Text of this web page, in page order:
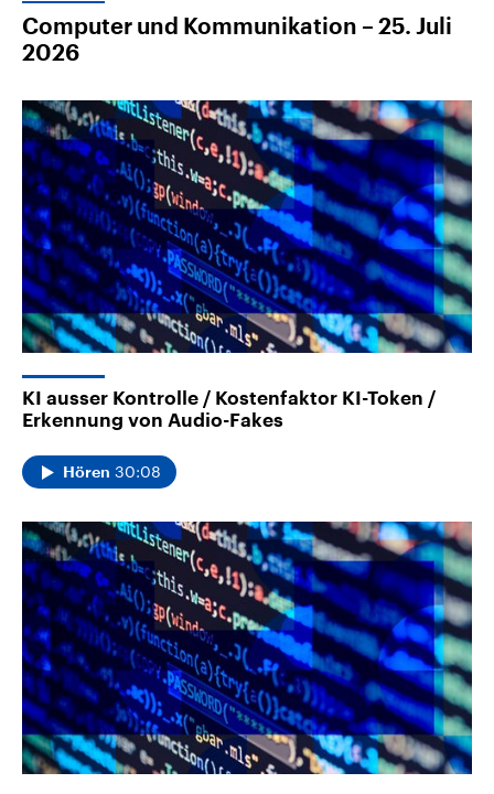
Computer und Kommunikation – 25. Juli
2026
KI ausser Kontrolle / Kostenfaktor KI-Token /
Erkennung von Audio-Fakes
Hören 30:08